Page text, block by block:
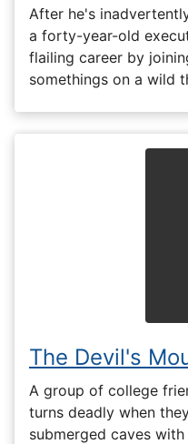
After he's
a forty-year-old
flailing career by
somethings on a wild
The Devil's
A group of college
turns deadly when
submerged caves